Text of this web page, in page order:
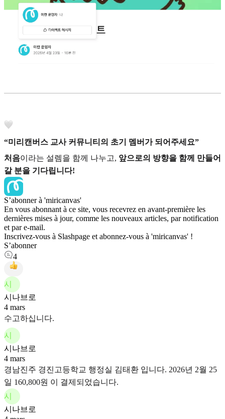
“미리캔버스 교사 커뮤니티의 초기 멤버가 되어주세요”
처음이라는 설렘을 함께 나누고, 앞으로의 방향을 함께 만들어
갈 분을 기다립니다!
S’abonner à 'miricanvas'
En vous abonnant à ce site, vous recevrez en avant-première les
dernières mises à jour, comme les nouveaux articles, par notification
et par e-mail.
Inscrivez-vous à Slashpage et abonnez-vous à 'miricanvas' !
S’abonner
4
시
시나브로
4 mars
수고하십니다.
시
시나브로
4 mars
경남진주 경진고등학교 행정실 김태환 입니다. 2026년 2월 25
일 160,800원 이 결제되었습니다.
시
시나브로